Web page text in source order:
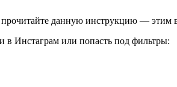
данную инструкцию — этим
в Инстаграм или попасть под фильтры: